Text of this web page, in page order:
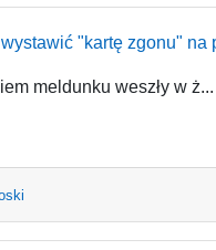
"kartę zgonu"
meldunku weszły w ż...